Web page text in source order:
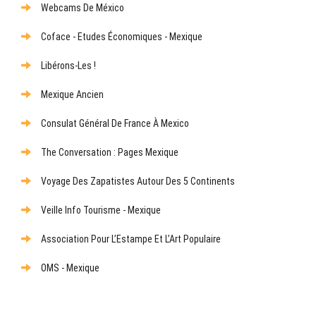
Webcams De México
Coface - Etudes Économiques - Mexique
Libérons-Les !
Mexique Ancien
Consulat Général De France À Mexico
The Conversation : Pages Mexique
Voyage Des Zapatistes Autour Des 5 Continents
Veille Info Tourisme - Mexique
Association Pour L’Estampe Et L’Art Populaire
OMS - Mexique